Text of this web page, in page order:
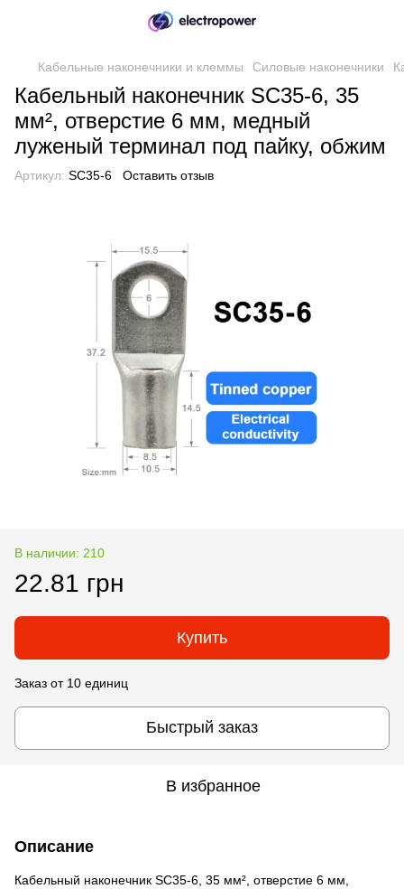
Кабельные наконечники и клеммы Силовые наконечники
Кабельный наконечник SC35-6, 35
мм², отверстие 6 мм, медный
луженый терминал под пайку, обжим
Артикул: SC35-6 Оставить отзыв
В наличии: 210
22.81 грн
Купить
Заказ от 10 единиц
Быстрый заказ
В избранное
Описание
Кабельный наконечник SC35-6, 35 мм², отверстие 6 мм,